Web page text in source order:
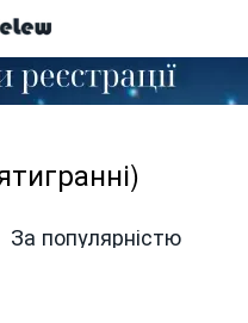
За популярністю